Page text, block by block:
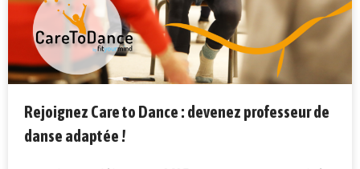
Rejoignez Care to Dance : devenez professeur de
danse adaptée !